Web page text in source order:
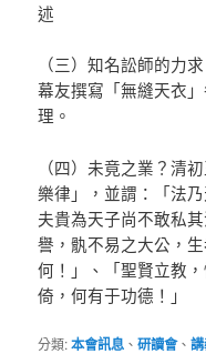
述
（三）知名訟師的力
幕友撰寫「無縫天衣
理。
（四）未竟之業？清
樂律」，並謂：「法
夫貴為天子尚不敢私
譽，骫不易之大公，
何！」、「聖賢立教
倚，何有于功德！」
分類:本會訊息 、研讀會、